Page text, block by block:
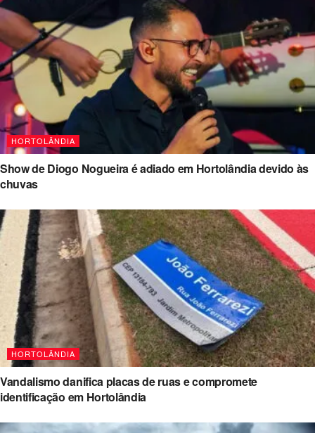
HORTOLÂNDIA
Show de Diogo Nogueira é adiado em Hortolândia devido às
chuvas
HORTOLÂNDIA
Vandalismo danifica placas de ruas e compromete
identificação em Hortolândia